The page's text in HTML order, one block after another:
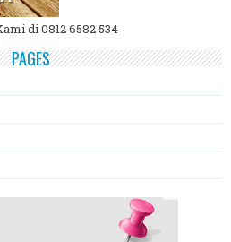
di 0812 6582 534
PAGES